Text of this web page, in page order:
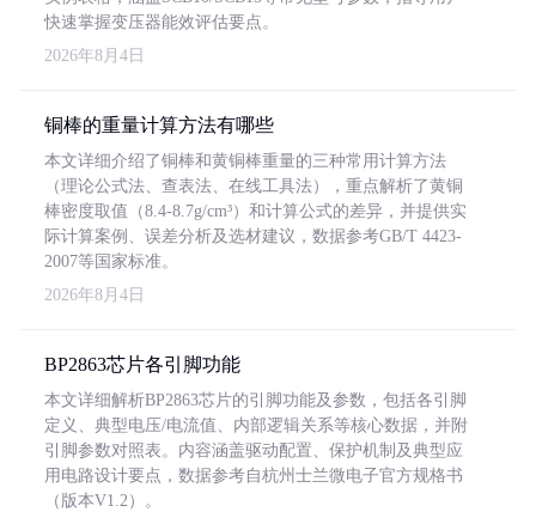
快速掌握变压器能效评估要点。
2026年8月4日
铜棒的重量计算方法有哪些
本文详细介绍了铜棒和黄铜棒重量的三种常用计算方法
（理论公式法、查表法、在线工具法），重点解析了黄铜
棒密度取值（8.4-8.7g/cm³）和计算公式的差异，并提供实
际计算案例、误差分析及选材建议，数据参考GB/T 4423-
2007等国家标准。
2026年8月4日
BP2863芯片各引脚功能
本文详细解析BP2863芯片的引脚功能及参数，包括各引脚
定义、典型电压/电流值、内部逻辑关系等核心数据，并附
引脚参数对照表。内容涵盖驱动配置、保护机制及典型应
用电路设计要点，数据参考自杭州士兰微电子官方规格书
（版本V1.2）。